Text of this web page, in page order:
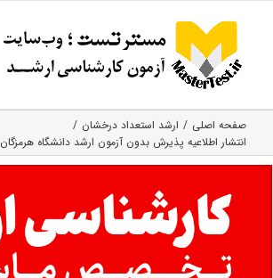
content
صفحه اصلی
ارشد استعداد درخشان
انتشار اطلاعیه پذیرش بدون آزمون ارشد دانشگاه هرمزگان